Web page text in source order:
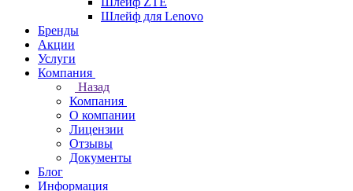
Шлейф для Lenovo
Бренды
Акции
Услуги
Компания
Назад
Компания
О компании
Лицензии
Отзывы
Документы
Блог
Информация